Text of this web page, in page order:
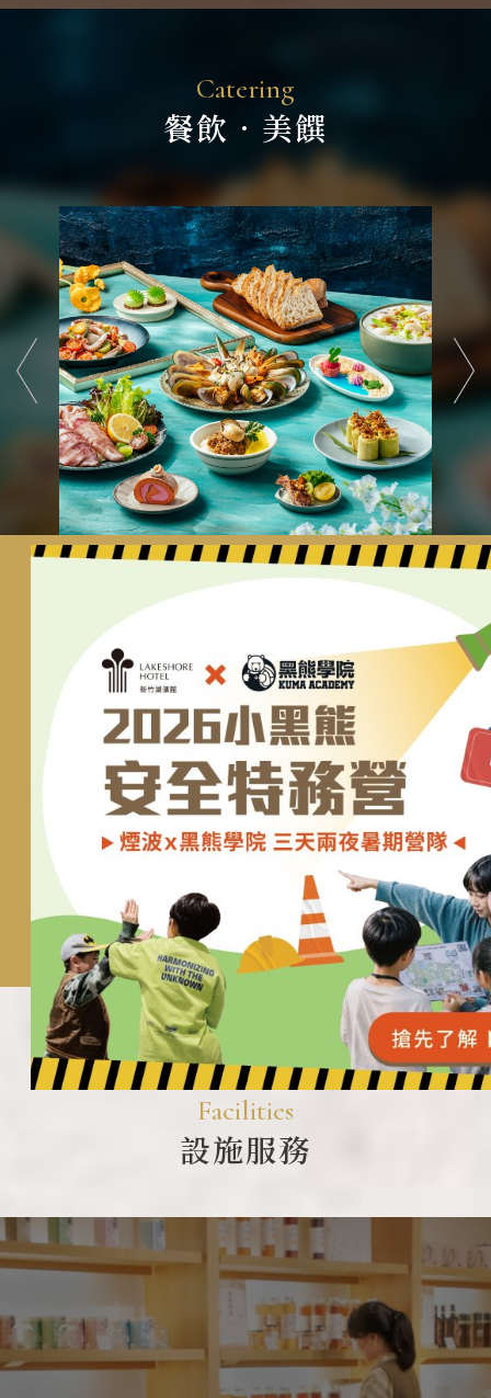
Catering
餐飲 ． 美饌
用心淬鍊 傳承不傳陳
以圓滿之心，向千年客家風華致敬，匯聚技藝、學術、文化之
三方圓滿，淬鍊跨時空饗宴。
星級主廚蔡瑞郎掌勺，延續客家敬天愛物精神，採擷在地友善
旬味，實踐全食利用，摒除化學矯飾，以當代之手將樸實風
土，淬鍊為盤中精緻。
了解更多
頂級自助餐品牌｜七大主題餐區，百道鮮奢
料理
SRF極黑和牛 現炙匠心｜活跳蝦 現煮極鮮｜本土漁港直送鮮
七大餐檯融合歐陸百年經典料理與台灣在地風味
讓食材在最佳狀態下進入您的餐盤，打造Buffet鮮度的最高
了解更多
以正統日式料理手法，保留最鮮美的滋味，提供個人套餐、握
壽司、和漢宴席與茶品品茗。舒適的用餐空間以及明亮窗景，
讓貴賓從設席、器皿及佳餚，一步步感受日式料理職人的用
了解更多
以精緻細膩手法，提供義大利麵與燉飯、主廚精選排餐、中式
餐點與手工甜點等多重選擇。
空間以經典的溫暖設計，將大片自然窗景融為餐廳景緻，享受
靜謐悠閒時光。
了解更多
曼哈頓 KTV&PUB
復古歐式氛圍的獨立空間，包廂內提供KTV歡唱設施及沙發座
位區，空間極具舒適與隱密性；適合歡樂派對、團體聚會、慶
生、聯誼活動、好友相聚，共享輕鬆無壓的美好時光
了解更多
Facilities
設施服務